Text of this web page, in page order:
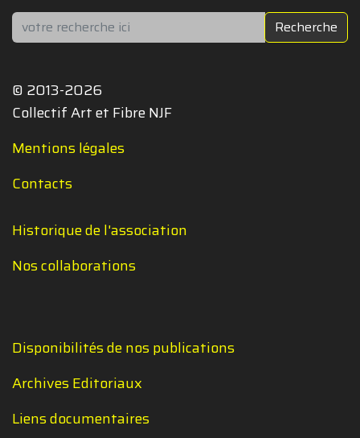
Rechercher Recherche
© 2013-2026
Collectif Art et Fibre NJF
Mentions légales
Contacts
Historique de l'association
Nos collaborations
Disponibilités de nos publications
Archives Editoriaux
Liens documentaires